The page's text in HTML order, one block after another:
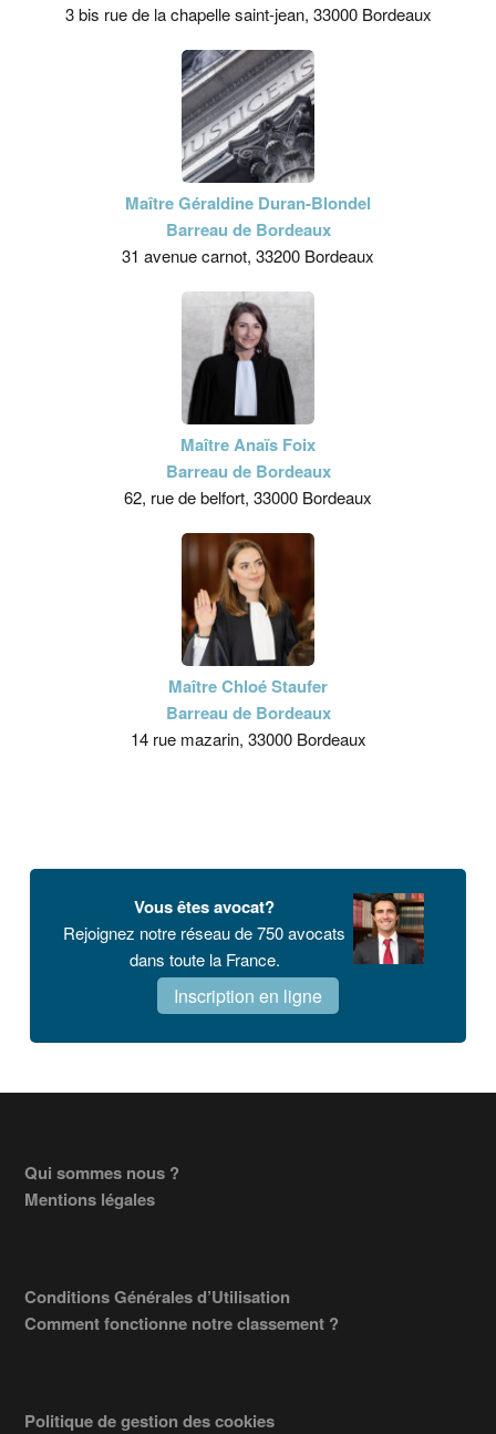
3 bis rue de la chapelle saint-jean, 33000 Bordeaux
Maître Géraldine Duran-Blondel
Barreau de Bordeaux
31 avenue carnot, 33200 Bordeaux
Maître Anaïs Foix
Barreau de Bordeaux
62, rue de belfort, 33000 Bordeaux
Maître Chloé Staufer
Barreau de Bordeaux
14 rue mazarin, 33000 Bordeaux
Vous êtes avocat?
Rejoignez notre réseau de 750 avocats
dans toute la France.
Inscription en ligne
Footer
Qui sommes nous ?
Mentions légales
Conditions Générales d’Utilisation
Comment fonctionne notre classement ?
Politique de gestion des cookies